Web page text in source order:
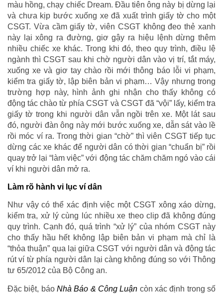
màu hồng, chạy chiếc Dream. Đầu tiên ông này bị dừng lại
và chưa kịp bước xuống xe đã xuất trình giấy tờ cho một
CSGT. Vừa cầm giấy tờ, viên CSGT không đeo thẻ xanh
này lại xông ra đường, giơ gậy ra hiệu lệnh dừng thêm
nhiều chiếc xe khác. Trong khi đó, theo quy trình, điều lệ
ngành thì CSGT sau khi chờ người dân vào vị trí, tắt máy,
xuống xe và giơ tay chào rồi mới thông báo lỗi vi phạm,
kiểm tra giấy tờ, lập biên bản vi phạm… Vậy nhưng trong
trường hợp này, hình ảnh ghi nhận cho thấy không có
động tác chào từ phía CSGT và CSGT đã “vội” lấy, kiểm tra
giấy tờ trong khi người dân vẫn ngồi trên xe. Một lát sau
đó, người đàn ông này mới bước xuống xe, dẫn sát vào lề
rồi móc ví ra. Trong thời gian “chờ” thì viên CSGT tiếp tục
dừng các xe khác để người dân có thời gian “chuẩn bị” rồi
quay trở lại “làm việc” với động tác chăm chăm ngó vào cái
ví khi người dân mở ra.
Làm rõ hành vi lục ví dân
Như vậy có thể xác định việc một CSGT xông xáo dừng,
kiểm tra, xử lý cùng lúc nhiều xe theo clip đã không đúng
quy trình. Cạnh đó, quá trình “xử lý” của nhóm CSGT này
cho thấy hầu hết không lập biên bản vi phạm mà chỉ là
“thỏa thuận” qua lại giữa CSGT với người dân và động tác
rút ví từ phía người dân lại càng không đúng so với Thông
tư 65/2012 của Bộ Công an.
Đặc biệt, báo Nhà Báo & Công Luận còn xác định trong số